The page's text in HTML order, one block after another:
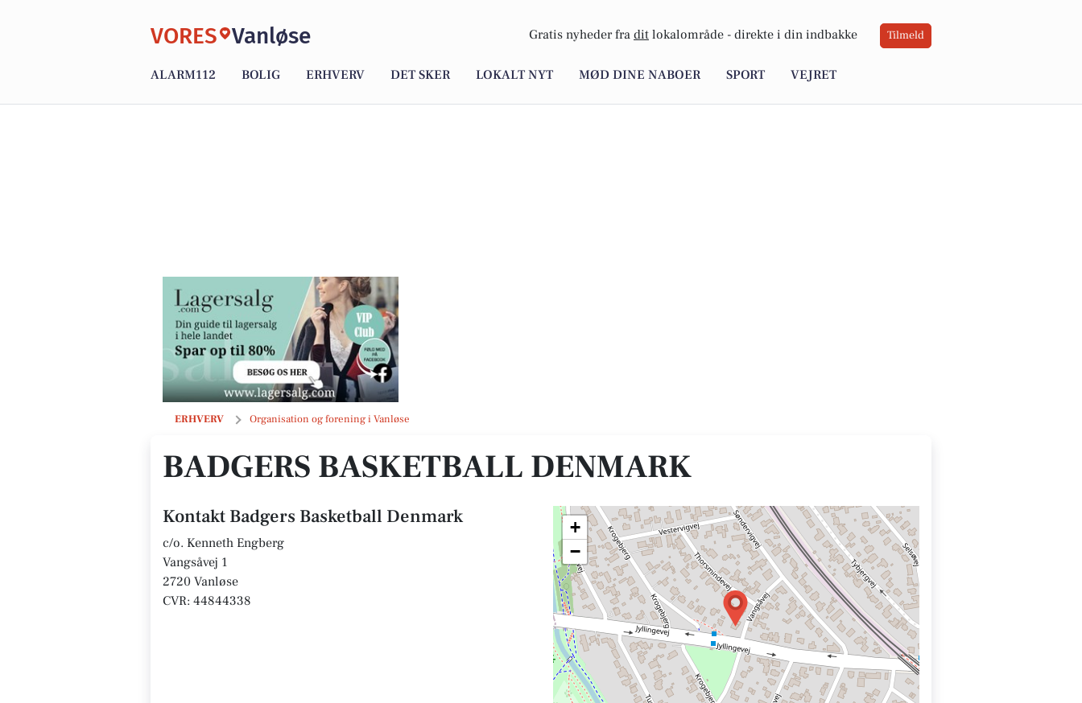
VORES Vanløse Gratis nyheder fra dit lokalområde - direkte i din indbakke Tilmeld
ALARM112 BOLIG ERHVERV DET SKER LOKALT NYT MØD DINE NABOER SPORT VEJRET
ERHVERV Organisation og forening i Vanløse
Badgers Basketball Denmark
BADGERS BASKETBALL DENMARK
Kontakt Badgers Basketball Denmark
c/o. Kenneth Engberg
Vangsåvej 1
2720 Vanløse
CVR: 44844338
+
−